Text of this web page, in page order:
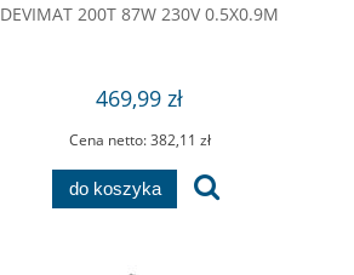
DEVIMAT 200T 87W 230V 0.5X0.9M
469,99 zł
Cena netto:382,11 zł
do koszyka